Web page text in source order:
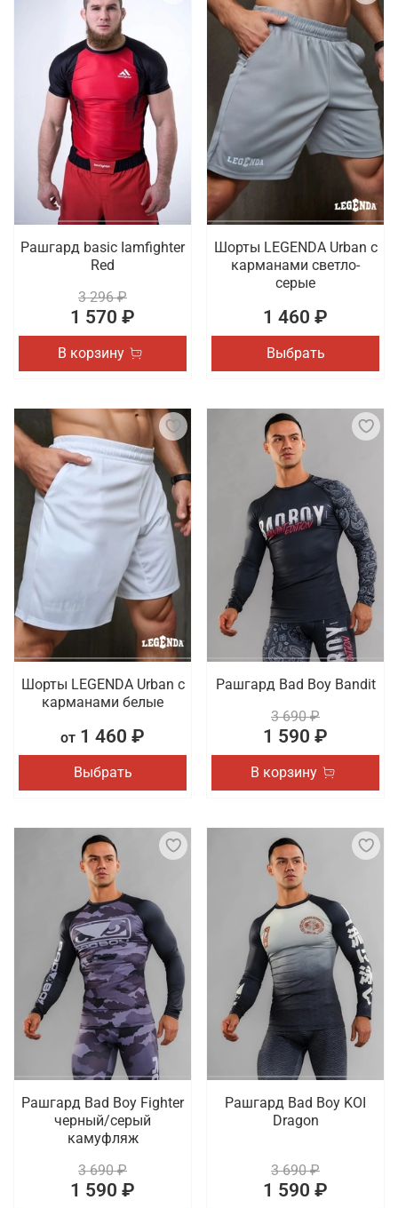
Рашгард basic Iamfighter
Red
3 296 ₽
1 570 ₽
В корзину
Шорты LEGENDA Urban c
карманами светло-
серые
1 460 ₽
Выбрать
Шорты LEGENDA Urban c
карманами белые
от 1 460 ₽
Выбрать
Рашгард Bad Boy Bandit
3 690 ₽
1 590 ₽
В корзину
Рашгард Bad Boy Fighter
черный/серый
камуфляж
3 690 ₽
1 590 ₽
Рашгард Bad Boy KOI
Dragon
3 690 ₽
1 590 ₽